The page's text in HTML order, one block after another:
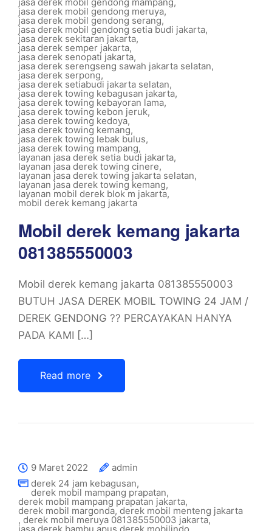
jasa derek mobil gendong meruya,
jasa derek mobil gendong serang,
jasa derek mobil gendong setia budi jakarta,
jasa derek sekitaran jakarta,
jasa derek semper jakarta,
jasa derek senopati jakarta,
jasa derek serengseng sawah jakarta selatan,
jasa derek serpong,
jasa derek setiabudi jakarta selatan,
jasa derek towing kebagusan jakarta,
jasa derek towing kebayoran lama,
jasa derek towing kebon jeruk,
jasa derek towing kedoya,
jasa derek towing kemang,
jasa derek towing lebak bulus,
jasa derek towing mampang,
layanan jasa derek setia budi jakarta,
layanan jasa derek towing cinere,
layanan jasa derek towing jakarta selatan,
layanan jasa derek towing kemang,
layanan mobil derek blok m jakarta,
mobil derek kemang jakarta
Mobil derek kemang jakarta
081385550003
Mobil derek kemang jakarta 081385550003
BUTUH JASA DEREK MOBIL TOWING 24 JAM /
DEREK GENDONG ?? PERCAYAKAN HANYA
PADA KAMI […]
Read more
9 Maret 2022
admin
derek 24 jam kebagusan,
derek mobil mampang prapatan,
derek mobil mampang prapatan jakarta,
derek mobil margonda,derek mobil menteng jakarta
, derek mobil meruya 081385550003 jakarta,